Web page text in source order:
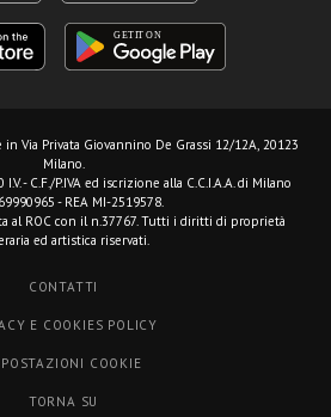
in Via Privata Giovannino De Grassi 12/12A, 20123
Milano.
- C.F./P.IVA ed iscrizione alla C.C.I.A.A. di Milano
- REA MI-2519578.
al ROC con il n.37767. Tutti i diritti di proprietà
ed artistica riservati.
CONTATTI
E COOKIES POLICY
COOKIE
TORNA SU